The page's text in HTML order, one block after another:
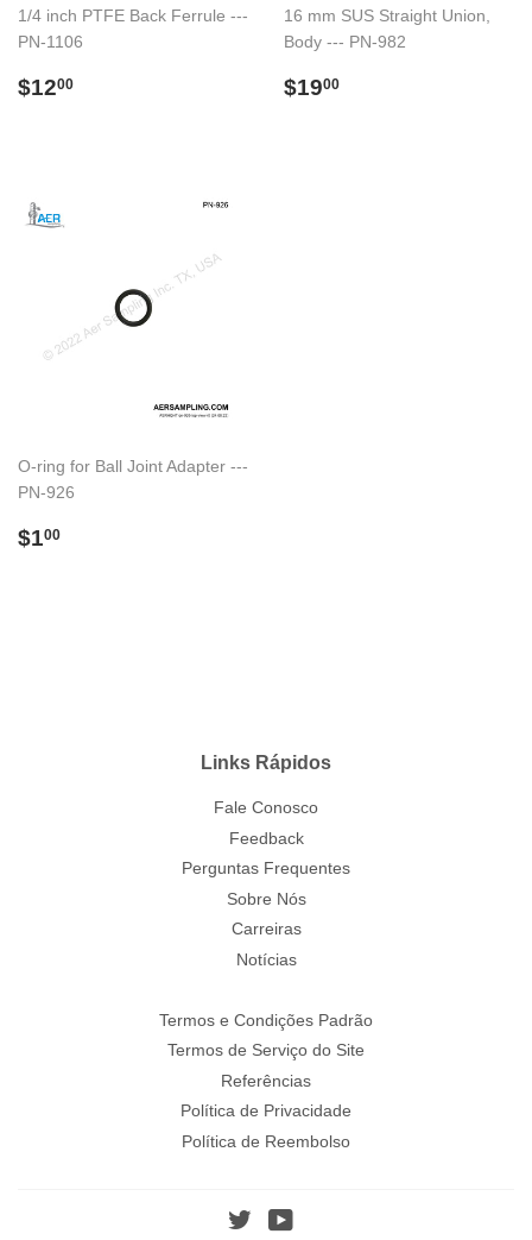
1/4 inch PTFE Back Ferrule ---
PN-1106
Preço
$1200
16 mm SUS Straight Union,
Body --- PN-982
Preço
$1900
O-ring for Ball Joint Adapter ---
PN-926
Preço
$100
Links Rápidos
Fale Conosco
Feedback
Perguntas Frequentes
Sobre Nós
Carreiras
Notícias
Termos e Condições Padrão
Termos de Serviço do Site
Referências
Política de Privacidade
Política de Reembolso
Twitter